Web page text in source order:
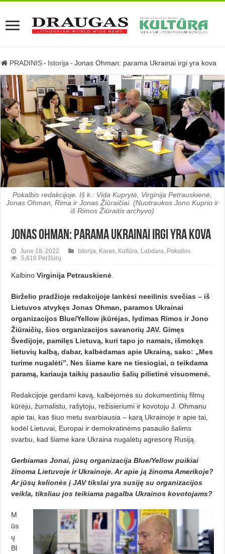
PRADINIS - Istorija - Jonas Ohman: parama Ukrainai irgi yra kova
Pokalbis redakcijoje. Iš k.: Vida Kuprytė, Virginija Petrauskienė,
Jonas Ohman, Rima ir Jonas Žiūraičiai. (Nuotraukos Jono Kuprio ir
iš Rimos Žiūraitis archyvo)
Jonas Ohman: parama Ukrainai irgi yra kova
June 18, 2022 Istorija Karas Kultūra Labdara Pokalbis
5,616 Peržiūrų
KalbinoVirginija Petrauskienė
Birželio pradžioje redakcijoje lankėsi neeilinis svečias – iš
Lietuvos atvykęs Jonas Ohman, paramos Ukrainai
organizacijos Blue/Yellow įkūrėjas, lydimas Rimos ir Jono
Žiūraičių, šios organizacijos savanorių JAV. Gimęs
Švedijoje, pamilęs Lietuvą, kuri tapo jo namais, išmokęs
lietuvių kalbą, dabar, kalbėdamas apie Ukrainą, sako: „Mes
turime nugalėti”. Nes šiame kare ne tiesiogiai, o teikdama
paramą, kariauja taikių pasaulio šalių pilietinė visuomenė.
Redakcijoje gerdami kavą, kalbėjomės su dokumentinių filmų
kūrėju, žurnalistu, rašytoju, režisieriumi ir kovotoju J. Ohmanu
apie tai, kas šiuo metu svarbiausia – karą Ukrainoje ir apie tai,
kodėl Lietuvai, Europai ir demokratinėms pasaulio šalims
svarbu, kad šiame kare Ukraina nugalėtų agresorę Rusiją.
Gerbiamas Jonai, jūsų organizacija Blue/Yellow puikiai
žinoma Lietuvoje ir Ukrainoje. Ar apie ją žinoma Amerikoje?
Ar jūsų kelionės į JAV tikslai yra susiję su organizacijos
veikla, tiksliau jos teikiama pagalba Ukrainos kovotojams?
M
ūs
ų
Bl